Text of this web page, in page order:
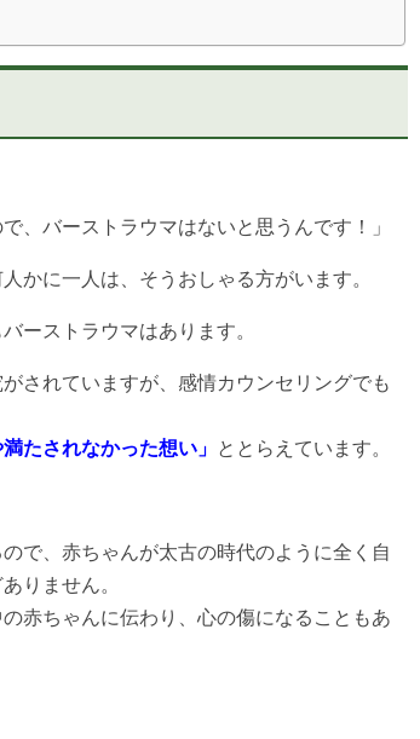
、バーストラウマはないと思うんです！」
かに一人は、そうおしゃる方がいます。
ーストラウマはあります。
されていますが、感情カウンセリングでも
たされなかった想い」 ととらえています。
で、赤ちゃんが太古の時代のように全く自
りません。
赤ちゃんに伝わり、心の傷になることもあ